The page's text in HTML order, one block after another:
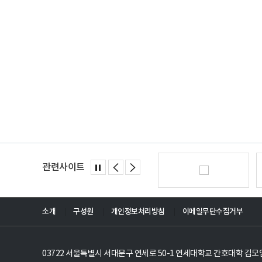
관련사이트
소개 구성원 개인정보처리방침 이메일무단수집거부
03722 서울특별시 서대문구 연세로 50-1 연세대학교 간호대학 김모